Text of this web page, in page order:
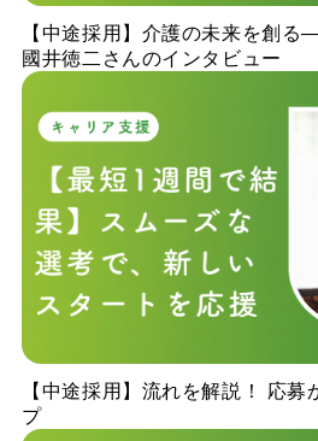
【中途採用】介護の未来を創
國井徳二さんのインタビュー
【中途採用】流れを解説！ 応募
プ